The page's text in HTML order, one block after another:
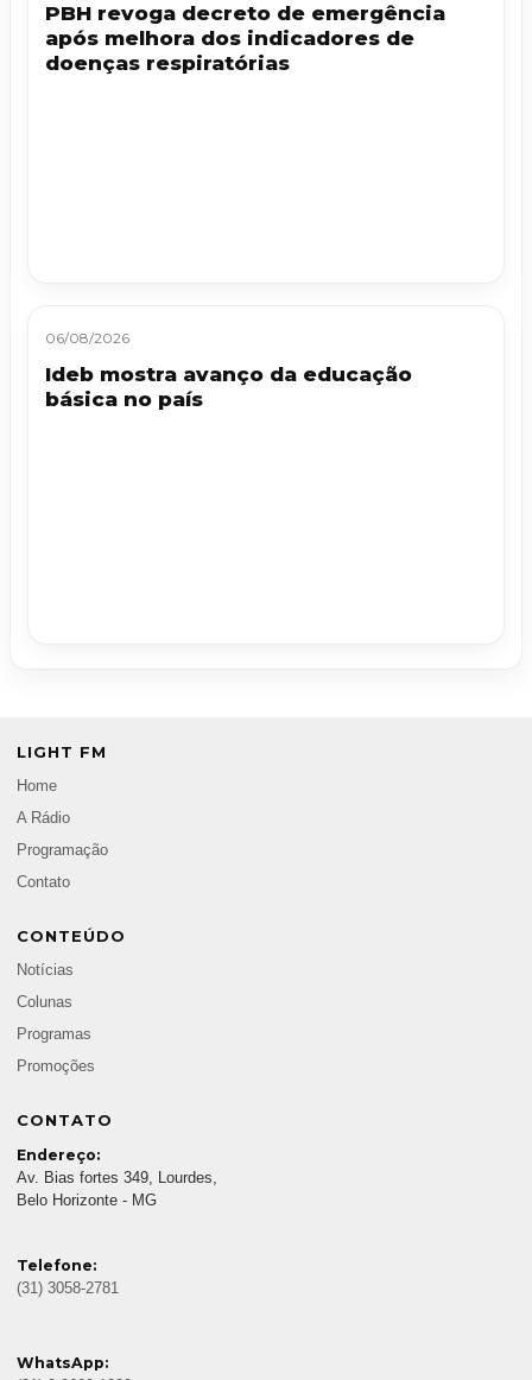
PBH revoga decreto de emergência
após melhora dos indicadores de
doenças respiratórias
06/08/2026
Ideb mostra avanço da educação
básica no país
LIGHT FM
Home
A Rádio
Programação
Contato
CONTEÚDO
Notícias
Colunas
Programas
Promoções
CONTATO
Endereço:
Av. Bias fortes 349, Lourdes,
Belo Horizonte - MG
Telefone:
(31) 3058-2781
WhatsApp: